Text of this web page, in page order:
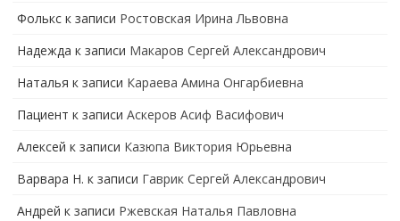
Фолькс к записи Ростовская Ирина Львовна
Надежда к записи Макаров Сергей Александрович
Наталья к записи Караева Амина Онгарбиевна
Пациент к записи Аскеров Асиф Васифович
Алексей к записи Казюпа Виктория Юрьевна
Варвара Н. к записи Гаврик Сергей Александрович
Андрей к записи Ржевская Наталья Павловна